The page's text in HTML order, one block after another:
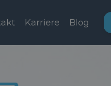
Karriere Blog